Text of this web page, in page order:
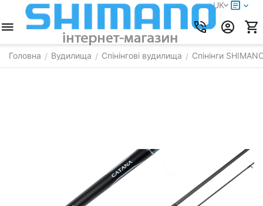
UK
Головна / Вудилища / Спінінгові вудилища / Спінінги